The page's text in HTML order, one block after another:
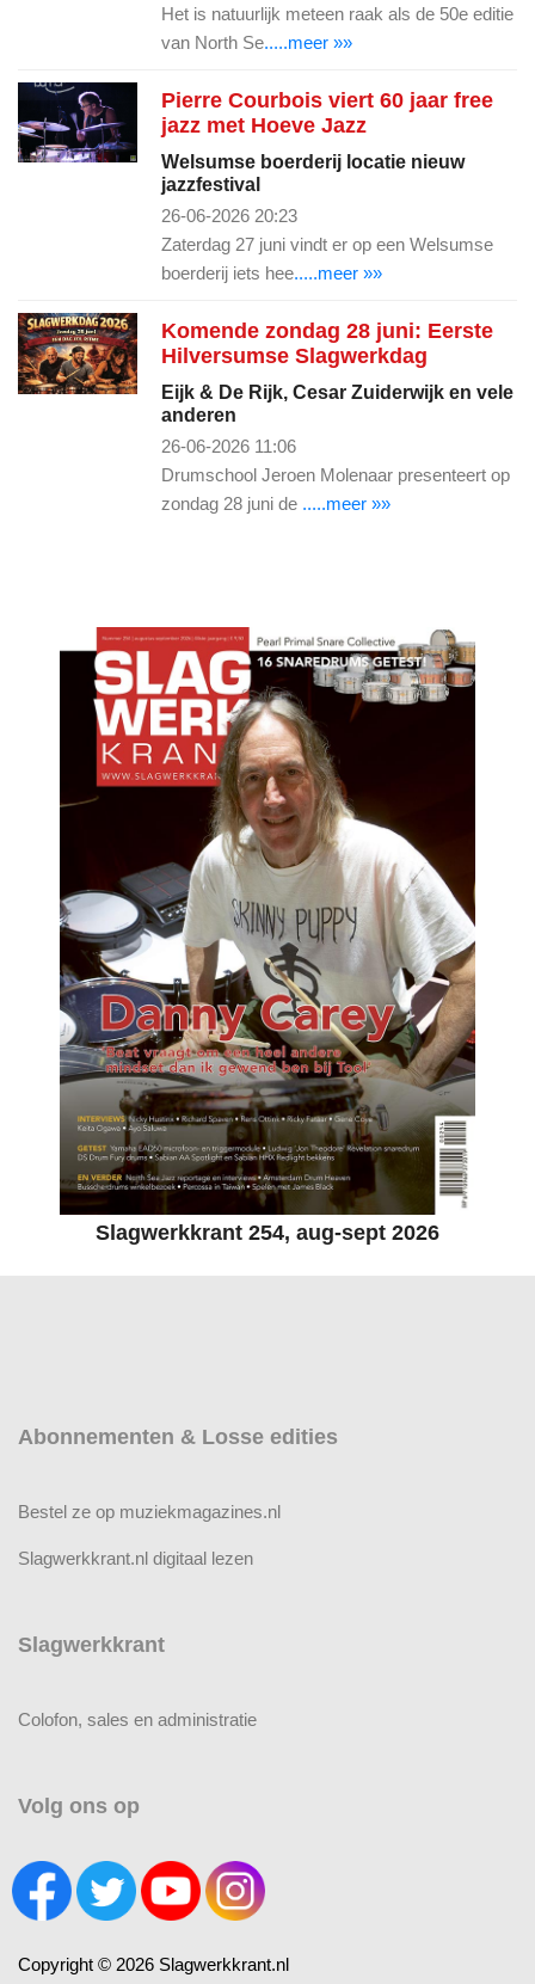
Het is natuurlijk meteen raak als de 50e editie
van North Se.....meer »»
Pierre Courbois viert 60 jaar free
jazz met Hoeve Jazz
Welsumse boerderij locatie nieuw
jazzfestival
26-06-2026 20:23
Zaterdag 27 juni vindt er op een Welsumse
boerderij iets hee.....meer »»
Komende zondag 28 juni: Eerste
Hilversumse Slagwerkdag
Eijk & De Rijk, Cesar Zuiderwijk en vele
anderen
26-06-2026 11:06
Drumschool Jeroen Molenaar presenteert op
zondag 28 juni de .....meer »»
Slagwerkkrant 254, aug-sept 2026
Abonnementen & Losse edities
Bestel ze op muziekmagazines.nl
Slagwerkkrant.nl digitaal lezen
Slagwerkkrant
Colofon, sales en administratie
Volg ons op
Copyright © 2026 Slagwerkkrant.nl